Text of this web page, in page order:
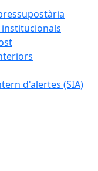
institucionals
d'alertes (SIA)